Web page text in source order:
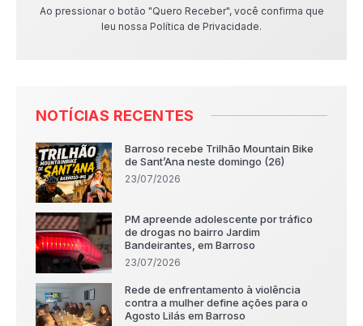
Ao pressionar o botão "Quero Receber", você confirma que
leu nossa Política de Privacidade.
NOTÍCIAS RECENTES
Barroso recebe Trilhão Mountain Bike
de Sant’Ana neste domingo (26)
23/07/2026
PM apreende adolescente por tráfico
de drogas no bairro Jardim
Bandeirantes, em Barroso
23/07/2026
Rede de enfrentamento à violência
contra a mulher define ações para o
Agosto Lilás em Barroso